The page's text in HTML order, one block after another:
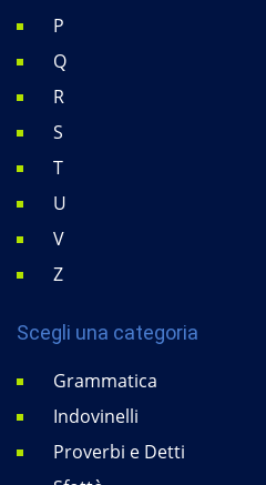
P
Q
R
S
T
U
V
Z
Scegli una categoria
Grammatica
Indovinelli
Proverbi e Detti